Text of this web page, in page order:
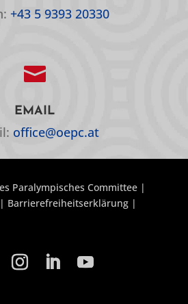
+43 5 9393 20330

EMAIL
office@oepc.at
Paralympisches Committee |
| Barrierefreiheitserklärung |